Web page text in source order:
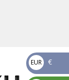
EUR
€
€